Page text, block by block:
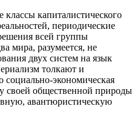
классы капиталистического
периодические
всей группы
мира, разумеется, не
двух систем на язык
толкают и
экономическая
своей общественной природы
авантюристическую